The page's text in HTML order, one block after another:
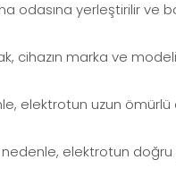
odasına yerleştirilir ve
cihazın marka ve
elektrotun uzun
nedenle, elektrotun